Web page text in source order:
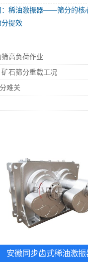
：稀油激振器——筛分的核
提效
高负荷作业
石筛分重载工况
难关
安徽同步齿式稀油激振